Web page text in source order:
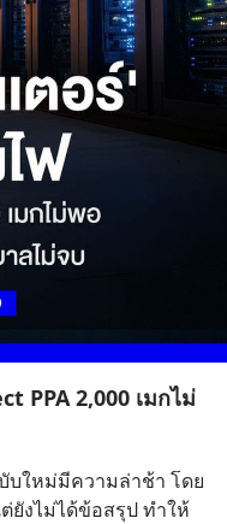
PPA 2,000 เมกไม่
บใหม่มีความล่าช้า โดย
ยังไม่ได้ข้อสรุป ทำให้